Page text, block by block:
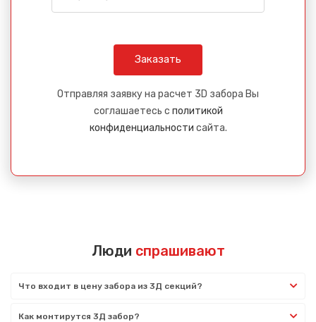
Отправляя заявку на расчет 3D забора Вы
соглашаетесь с политикой
конфиденциальности сайта.
Люди спрашивают
Что входит в цену забора из 3Д секций?
Как монтирутся 3Д забор?